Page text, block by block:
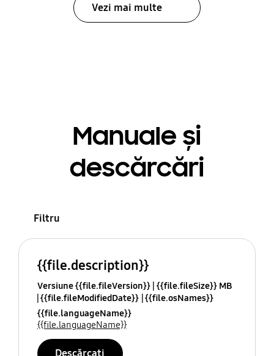
Vezi mai multe
Manuale și
descărcări
Filtru
{{file.description}}
Versiune {{file.fileVersion}} {{file.fileSize}} MB
{{file.fileModifiedDate}} {{file.osNames}}
{{file.languageName}}
{{file.languageName}}
Descărcați